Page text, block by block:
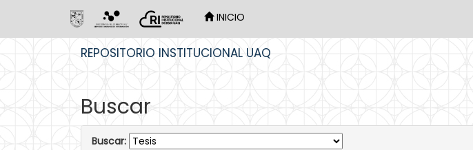
INICIO
REPOSITORIO INSTITUCIONAL UAQ
Buscar
Buscar: